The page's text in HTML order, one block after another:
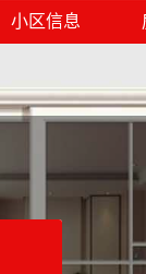
小区信息